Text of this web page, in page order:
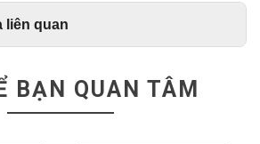
liên quan
BẠN QUAN TÂM